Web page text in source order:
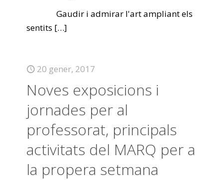
Gaudir i admirar l'art ampliant els
sentits […]
20 gener, 2017
Noves exposicions i
jornades per al
professorat, principals
activitats del MARQ per a
la propera setmana